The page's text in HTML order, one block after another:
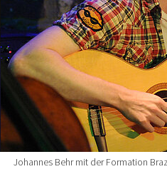
Johannes Behr mit der Formation